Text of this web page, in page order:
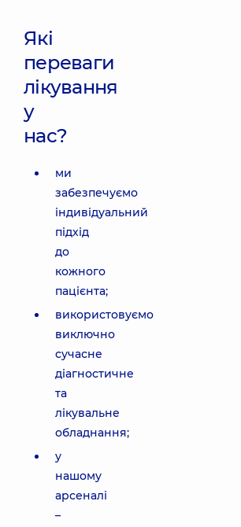
Які
переваги
лікування
у
нас?
ми
забезпечуємо
індивідуальний
підхід
до
кожного
пацієнта;
використовуємо
виключно
сучасне
діагностичне
та
лікувальне
обладнання;
у
нашому
арсеналі
–